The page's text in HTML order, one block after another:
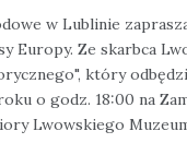
w Lublinie
Europy. Ze skarbca
który
o godz. 18:00 na